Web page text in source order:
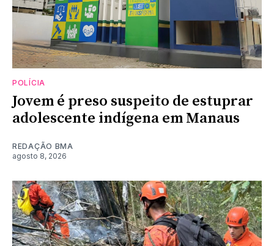
POLÍCIA
Jovem é preso suspeito de estuprar
adolescente indígena em Manaus
REDAÇÃO BMA
agosto 8, 2026